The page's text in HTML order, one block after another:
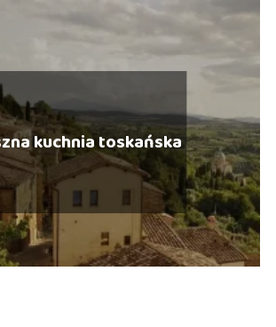
kuchnia toskańska